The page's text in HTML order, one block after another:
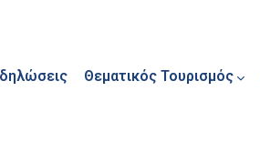
Θεματικός Τουρισμός